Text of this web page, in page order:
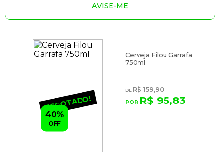
AVISE-ME
ESGOTADO!
Cerveja Filou Garrafa
750ml
R$ 159,90
R$ 95,83
40%
OFF